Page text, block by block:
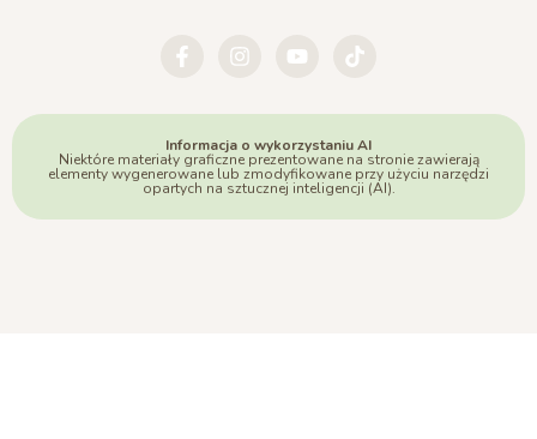
Informacja o wykorzystaniu AI
Niektóre materiały graficzne prezentowane na stronie zawierają
elementy wygenerowane lub zmodyfikowane przy użyciu narzędzi
opartych na sztucznej inteligencji (AI).